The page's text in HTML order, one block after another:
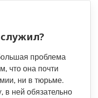
проблема
что она почти
ни в тюрьме.
в ней обязательно